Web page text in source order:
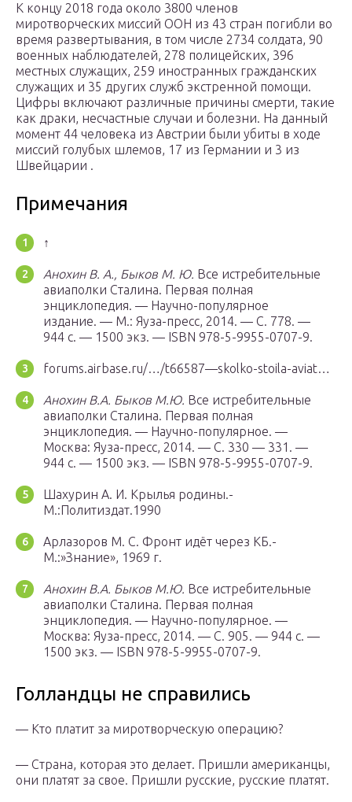
К концу 2018 года около 3800 членов
миротворческих миссий ООН из 43 стран погибли во
время развертывания, в том числе 2734 солдата, 90
военных наблюдателей, 278 полицейских, 396
местных служащих, 259 иностранных гражданских
служащих и 35 других служб экстренной помощи.
Цифры включают различные причины смерти, такие
как драки, несчастные случаи и болезни. На данный
момент 44 человека из Австрии были убиты в ходе
миссий голубых шлемов, 17 из Германии и 3 из
Швейцарии .
Примечания
↑
Анохин В. А., Быков М. Ю. Все истребительные
авиаполки Сталина. Первая полная
энциклопедия. — Научно-популярное
издание. — М.: Яуза-пресс, 2014. — С. 778. —
944 с. — 1500 экз. — ISBN 978-5-9955-0707-9.
forums.airbase.ru/…/t66587—skolko-stoila-aviat…
Анохин В.А. Быков М.Ю. Все истребительные
авиаполки Сталина. Первая полная
энциклопедия. — Научно-популярное. —
Москва: Яуза-пресс, 2014. — С. 330 — 331. —
944 с. — 1500 экз. — ISBN 978-5-9955-0707-9.
Шахурин А. И. Крылья родины.-
М.:Политиздат.1990
Арлазоров М. С. Фронт идёт через КБ.-
M.:»Знание», 1969 г.
Анохин В.А. Быков М.Ю. Все истребительные
авиаполки Сталина. Первая полная
энциклопедия. — Научно-популярное. —
Москва: Яуза-пресс, 2014. — С. 905. — 944 с. —
1500 экз. — ISBN 978-5-9955-0707-9.
Голландцы не справились
— Кто платит за миротворческую операцию?
— Страна, которая это делает. Пришли американцы,
они платят за свое. Пришли русские, русские платят.